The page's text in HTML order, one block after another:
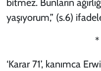
yaşıyorum,” (s.6)
‘Karar 71’, kanımca